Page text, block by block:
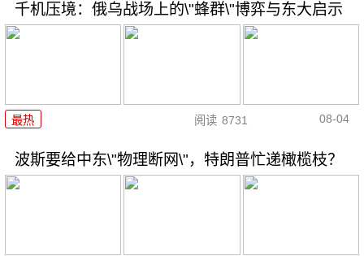
千机压境：俄乌战场上的\"蜂群\"博弈与东大启示
最热 阅读 8731 08-04
波斯要给中东\"物理断网\"，特朗普忙递橄榄枝？